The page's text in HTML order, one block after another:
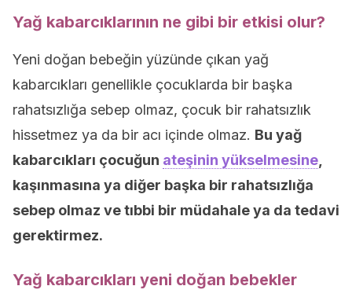
Yağ kabarcıklarının ne gibi bir etkisi olur?
Yeni doğan bebeğin yüzünde çıkan yağ
kabarcıkları genellikle çocuklarda bir başka
rahatsızlığa sebep olmaz, çocuk bir rahatsızlık
hissetmez ya da bir acı içinde olmaz. Bu yağ
kabarcıkları çocuğun ateşinin yükselmesine
kaşınmasına ya diğer başka bir rahatsızlığa
sebep olmaz ve tıbbi bir müdahale ya da tedavi
gerektirmez.
Yağ kabarcıkları yeni doğan bebekler